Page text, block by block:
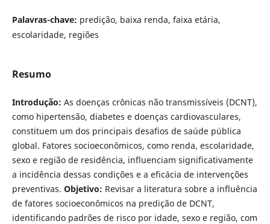
Palavras-chave: predição, baixa renda, faixa etária,
escolaridade, regiões
Resumo
Introdução: As doenças crônicas não transmissíveis (DCNT),
como hipertensão, diabetes e doenças cardiovasculares,
constituem um dos principais desafios de saúde pública
global. Fatores socioeconômicos, como renda, escolaridade,
sexo e região de residência, influenciam significativamente
a incidência dessas condições e a eficácia de intervenções
preventivas. Objetivo: Revisar a literatura sobre a influência
de fatores socioeconômicos na predição de DCNT,
identificando padrões de risco por idade, sexo e região, com